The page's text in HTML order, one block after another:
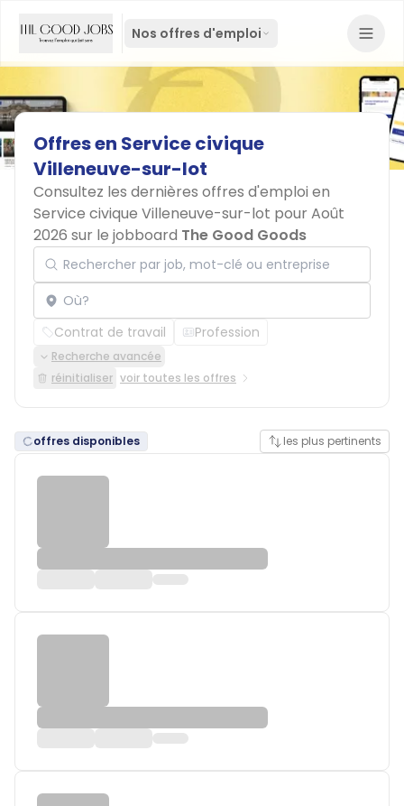
Nos offres d'emploi
Offresen Servicecivique
Villeneuve-sur-lot
Consultez les dernières offres d'emploi en
Service civique Villeneuve-sur-lot pour Août
2026 sur le jobboard The Good Goods
Rechercher par job, mot-clé ou entreprise
Localisation
Contrat de travail Profession
Recherche avancée
réinitialiser voir toutes les offres
offres disponibles les plus pertinents